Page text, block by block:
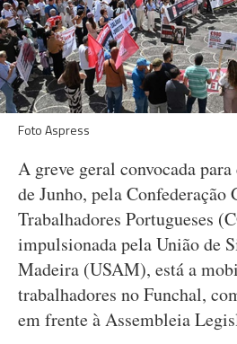
Foto Aspress
A greve geral convocada
de Junho, pela Confederação
Trabalhadores Portugueses
impulsionada pela União de
Madeira (USAM), está a
trabalhadores no Funchal,
em frente à Assembleia